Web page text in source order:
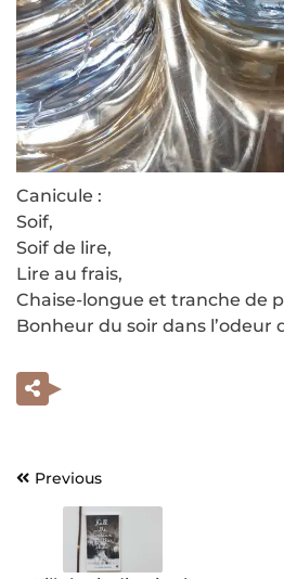
Canicule :
Soif,
Soif de lire,
Lire au frais,
Chaise-longue et tranche de
Bonheur du soir dans l’odeur
Navigation
l’article
Previous